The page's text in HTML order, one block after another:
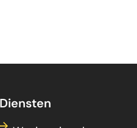
Diensten